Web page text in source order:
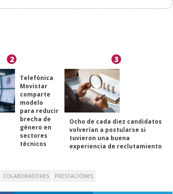
2
Telefónica
Movistar
comparte
modelo
para reducir
brecha de
género en
sectores
técnicos
3
Ocho de cada diez candidatos
volverían a postularse si
tuvieron una buena
experiencia de reclutamiento
COLABORADORES PRESTACIONES